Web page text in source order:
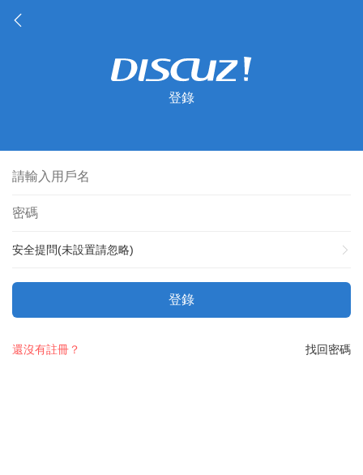
登錄
安全提問(未設置請忽略)
登錄
找回密碼
還沒有註冊？